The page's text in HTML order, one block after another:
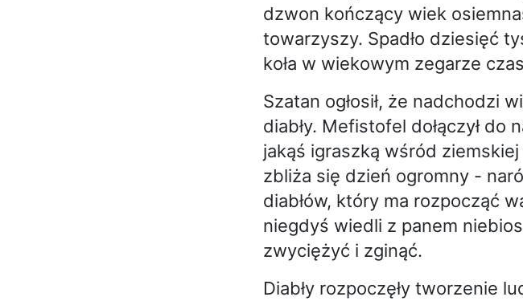
dzwon kończący wiek
towarzyszy. Spadło dziesięć
koła w wiekowym zegarze
Szatan ogłosił, że nadchodzi
diabły. Mefistofel dołączył do
jakąś igraszką wśród
zbliża się dzień ogromny -
diabłów, który ma rozpocząć
niegdyś wiedli z panem
zwyciężyć i zginąć.
Diabły rozpoczęły tworzenie